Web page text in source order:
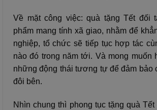
Về mặt công việc: quà tặng Tết đối
phẩm mang tính xã giao, nhằm để
nghiệp, tổ chức sẽ tiếp tục hợp tác
nào đó trong năm tới. Và mong muốn
những động thái tương tự để đảm bảo
đôi bên.
Nhìn chung thì phong tục tặng quà